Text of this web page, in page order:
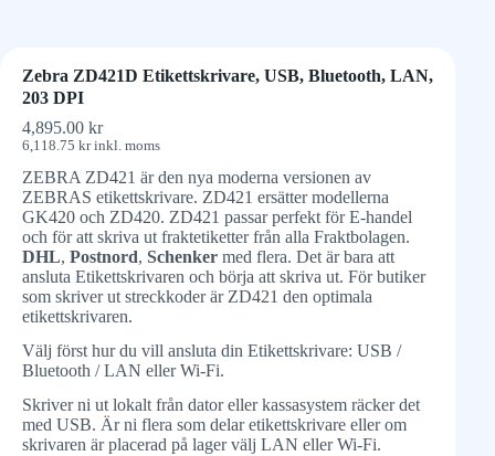
Zebra ZD421D Etikettskrivare, USB, Bluetooth, LAN,
203 DPI
4,895.00 kr
6,118.75 krinkl. moms
ZEBRA ZD421 är den nya moderna versionen av
ZEBRAS etikettskrivare. ZD421 ersätter modellerna
GK420 och ZD420. ZD421 passar perfekt för E-handel
och för att skriva ut fraktetiketter från alla Fraktbolagen.
DHL, Postnord, Schenker med flera. Det är bara att
ansluta Etikettskrivaren och börja att skriva ut. För butiker
som skriver ut streckkoder är ZD421 den optimala
etikettskrivaren.
Välj först hur du vill ansluta din Etikettskrivare: USB /
Bluetooth / LAN eller Wi-Fi.
Skriver ni ut lokalt från dator eller kassasystem räcker det
med USB. Är ni flera som delar etikettskrivare eller om
skrivaren är placerad på lager välj LAN eller Wi-Fi.